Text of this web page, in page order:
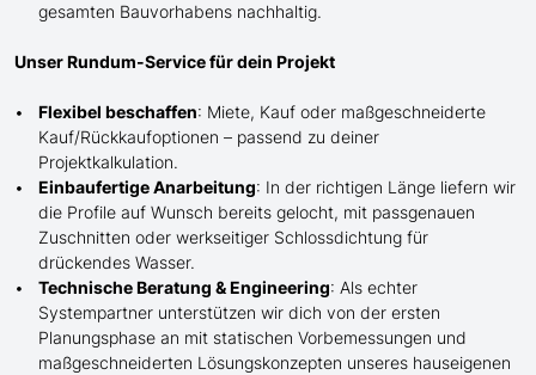
gesamten Bauvorhabens nachhaltig.
Unser Rundum-Service für dein Projekt
Flexibel beschaffen: Miete, Kauf oder maßgeschneiderte
Kauf/Rückkaufoptionen – passend zu deiner
Projektkalkulation.
Einbaufertige Anarbeitung: In der richtigen Länge liefern wir
die Profile auf Wunsch bereits gelocht, mit passgenauen
Zuschnitten oder werkseitiger Schlossdichtung für
drückendes Wasser.
Technische Beratung & Engineering: Als echter
Systempartner unterstützen wir dich von der ersten
Planungsphase an mit statischen Vorbemessungen und
maßgeschneiderten Lösungskonzepten unseres hauseigenen